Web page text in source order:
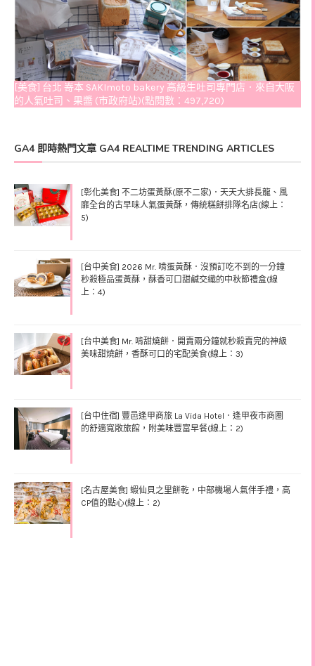
[美食] 台北 嵜本 SAKImoto bakery 高級生吐司專門店．來自大阪
的人氣吐司、果醬 (市政府站)(點閱數：497,720)
GA4 即時熱門文章 GA4 REALTIME TRENDING ARTICLES
[彰化美食] 不二坊蛋黃酥(原不二家)．天天大排長龍、風
靡全台的古早味人氣蛋黃酥，傳統糕餅排隊名店(線上：
5)
[台中美食] 2026 Mr. 啃蛋黃酥．沒預訂吃不到的一分鐘
秒殺極品蛋黃酥，酥香可口甜鹹交織的中秋節禮盒(線
上：4)
[台中美食] Mr. 啃甜燒餅．開賣兩分鐘就秒殺賣完的神級
美味甜燒餅，香酥可口的宅配美食(線上：3)
[台中住宿] 豐邑逢甲商旅 La Vida Hotel．逢甲夜市商圈
的舒適寬敞旅館，附美味豐富早餐(線上：2)
[名古屋美食] 蝦仙貝之里餅乾，中部機場人氣伴手禮，高
CP值的點心(線上：2)